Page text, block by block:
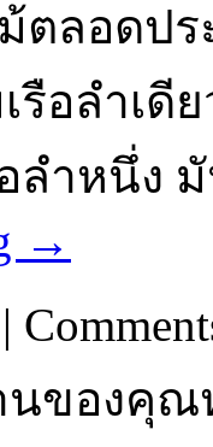
ตลอดป
อลำเดี
อลำหนึ่ง
→
|
นของคุณ